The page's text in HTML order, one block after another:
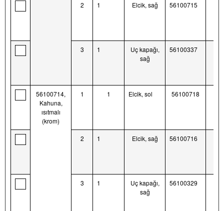
2 1 Elcik, sağ 56100715
3 1
Uç kapağı,
sağ
56100337
56100714,
Kahuna,
ısıtmalı
(krom)
1 1 Elcik, sol 56100718
2 1 Elcik, sağ 56100716
3 1
Uç kapağı,
sağ
56100329